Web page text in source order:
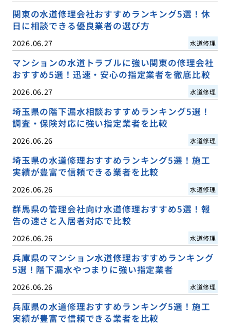
関東の水道修理会社おすすめランキング5選！休
日に相談できる優良業者の選び方
2026.06.27 水道修理
マンションの水道トラブルに強い関東の修理会社
おすすめ5選！迅速・安心の指定業者を徹底比較
2026.06.27 水道修理
埼玉県の階下漏水相談おすすめランキング5選！
調査・保険対応に強い指定業者を比較
2026.06.26 水道修理
埼玉県の水道修理おすすめランキング5選！施工
実績が豊富で信頼できる業者を比較
2026.06.26 水道修理
群馬県の管理会社向け水道修理おすすめ5選！報
告の速さと入居者対応で比較
2026.06.26 水道修理
兵庫県のマンション水道修理おすすめランキング
5選！階下漏水やつまりに強い指定業者
2026.06.26 水道修理
兵庫県の水道修理おすすめランキング5選！施工
実績が豊富で信頼できる業者を比較